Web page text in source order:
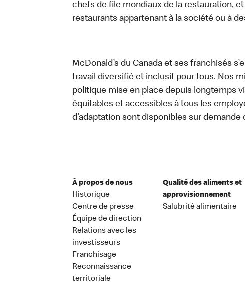
chefs de file mondiaux de la restauration,
restaurants appartenant à la société ou à
McDonald’s du Canada et ses franchisés
travail diversifié et inclusif pour tous. Nos
politique mise en place depuis longtemps
équitables et accessibles à tous les
d’adaptation sont disponibles sur
À propos de nous
Historique
Centre de presse
Équipe de direction
Relations avec les
investisseurs
Franchisage
Reconnaissance
territoriale
Qualité des aliments et
approvisionnement
Salubrité alimentaire